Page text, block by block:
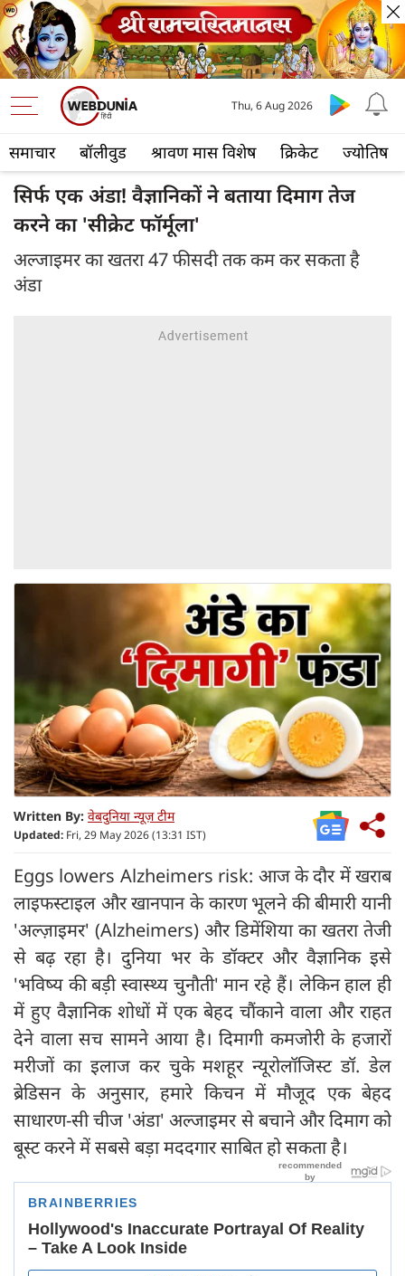
समाचार बॉलीवुड श्रावण मास विशेष क्रिकेट ज्योतिष
Thu, 6 Aug 2026
सिर्फ एक अंडा! वैज्ञानिकों ने बताया दिमाग तेज
करने का 'सीक्रेट फॉर्मूला'
अल्जाइमर का खतरा 47 फीसदी तक कम कर सकता है
अंडा
Written By: वेबदुनिया न्यूज़ टीम
Updated: Fri, 29 May 2026 (13:31 IST)
Eggs lowers Alzheimers risk: आज के दौर में खराब
लाइफस्टाइल और खानपान के कारण भूलने की बीमारी यानी
'अल्ज़ाइमर' (Alzheimers) और डिमेंशिया का खतरा तेजी
से बढ़ रहा है। दुनिया भर के डॉक्टर और वैज्ञानिक इसे
'भविष्य की बड़ी स्वास्थ्य चुनौती' मान रहे हैं। लेकिन हाल ही
में हुए वैज्ञानिक शोधों में एक बेहद चौंकाने वाला और राहत
देने वाला सच सामने आया है। दिमागी कमजोरी के हजारों
मरीजों का इलाज कर चुके मशहूर न्यूरोलॉजिस्ट डॉ. डेल
ब्रेडिसन के अनुसार, हमारे किचन में मौजूद एक बेहद
साधारण-सी चीज 'अंडा' अल्जाइमर से बचाने और दिमाग को
बूस्ट करने में सबसे बड़ा मददगार साबित हो सकता है।